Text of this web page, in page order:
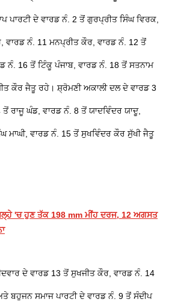
ਪਾਰਟੀ ਦੇ ਵਾਰਡ ਨੰ. 2 ਤੋਂ ਗੁਰਪ੍ਰੀਤ ਸਿੰਘ ਵਿਰਕ,
ਵਾਰਡ ਨੰ. 11 ਮਨਪ੍ਰੀਤ ਕੌਰ, ਵਾਰਡ ਨੰ. 12 ਤੋਂ
ਨੰ. 16 ਤੋਂ ਟਿੰਕੂ ਪੰਜਾਬ, ਵਾਰਡ ਨੰ. 18 ਤੋਂ ਸਤਨਾਮ
ਕੌਰ ਜੈਤੂ ਰਹੇ। ਸ਼੍ਰੋਮਣੀ ਅਕਾਲੀ ਦਲ ਦੇ ਵਾਰਡ 3
ਰਾਜੂ ਘੰਡ, ਵਾਰਡ ਨੰ. 8 ਤੋਂ ਯਾਦਵਿੰਦਰ ਯਾਦੂ,
ਮਾਘੀ, ਵਾਰਡ ਨੰ. 15 ਤੋਂ ਸੁਖਵਿੰਦਰ ਕੌਰ ਸੁੱਖੀ ਜੈਤੂ
'ਚ ਹੁਣ ਤੱਕ 198 mm ਮੀਂਹ ਦਰਜ, 12 ਅਗਸਤ
ਦੇ ਵਾਰਡ 13 ਤੋਂ ਸੁਖਜੀਤ ਕੌਰ, ਵਾਰਡ ਨੰ. 14
ਬਹੁਜਨ ਸਮਾਜ ਪਾਰਟੀ ਦੇ ਵਾਰਡ ਨੰ. 9 ਤੋਂ ਸੰਦੀਪ